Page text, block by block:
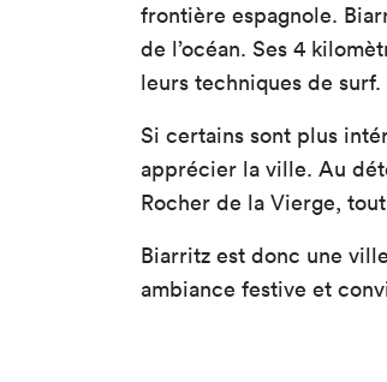
frontière espagnole.
de l’océan. Ses 4
leurs techniques de surf.
Si certains sont plus
apprécier la ville. Au
Rocher de la Vierge,
Biarritz est donc une
ambiance festive et